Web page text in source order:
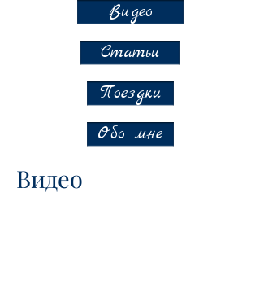
Видео
Статьи
Поездки
Обо мне
Видео